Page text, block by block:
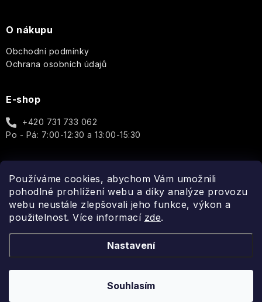
Používáme cookies, abychom Vám umožnili
pohodlné prohlížení webu a díky analýze provozu
webu neustále zlepšovali jeho funkce, výkon a
použitelnost. Více informací zde.
Nastavení
Souhlasím
O nákupu
Obchodní podmínky
Ochrana osobních údajů
E-shop
+420 731 733 062
Po - Pá: 7:00-12:30 a 13:00-15:30
Spojte se s námi
Fragonito.cz . Všechna práva vyhrazena.